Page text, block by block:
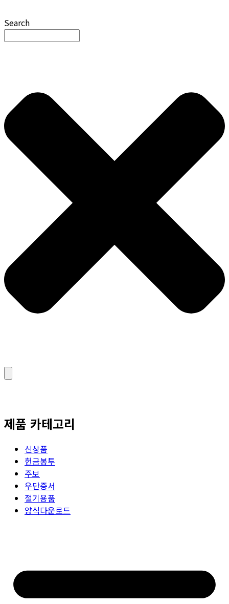
Search
제품 카테고리
신상품
헌금봉투
주보
우단증서
절기용품
양식다운로드